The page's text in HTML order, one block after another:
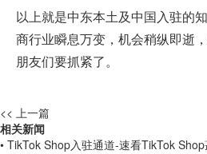
以上就是中东本土及中国入驻的
商行业瞬息万变，机会稍纵即逝
朋友们要抓紧了。
<< 上一篇
相关新闻
• TikTok Shop入驻通道-速看TikTok